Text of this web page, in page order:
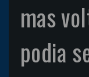
mas
podia